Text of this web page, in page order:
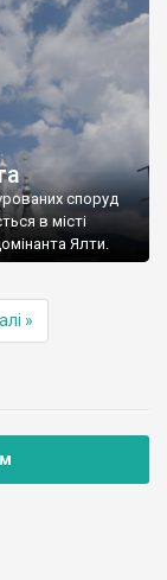
споруд
в місті
Ялти.
»